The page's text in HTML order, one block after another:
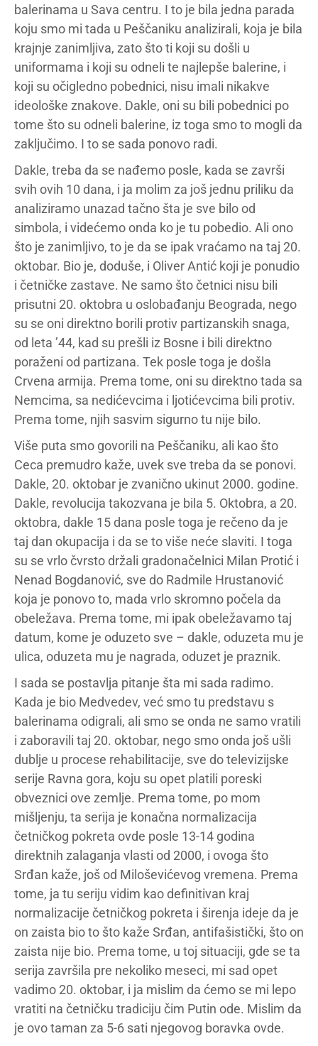
balerinama u Sava centru. I to je bila jedna parada
koju smo mi tada u Peščaniku analizirali, koja je bila
krajnje zanimljiva, zato što ti koji su došli u
uniformama i koji su odneli te najlepše balerine, i
koji su očigledno pobednici, nisu imali nikakve
ideološke znakove. Dakle, oni su bili pobednici po
tome što su odneli balerine, iz toga smo to mogli da
zaključimo. I to se sada ponovo radi.
Dakle, treba da se nađemo posle, kada se završi
svih ovih 10 dana, i ja molim za još jednu priliku da
analiziramo unazad tačno šta je sve bilo od
simbola, i videćemo onda ko je tu pobedio. Ali ono
što je zanimljivo, to je da se ipak vraćamo na taj 20.
oktobar. Bio je, doduše, i Oliver Antić koji je ponudio
i četničke zastave. Ne samo što četnici nisu bili
prisutni 20. oktobra u oslobađanju Beograda, nego
su se oni direktno borili protiv partizanskih snaga,
od leta ’44, kad su prešli iz Bosne i bili direktno
poraženi od partizana. Tek posle toga je došla
Crvena armija. Prema tome, oni su direktno tada sa
Nemcima, sa nedićevcima i ljotićevcima bili protiv.
Prema tome, njih sasvim sigurno tu nije bilo.
Više puta smo govorili na Peščaniku, ali kao što
Ceca premudro kaže, uvek sve treba da se ponovi.
Dakle, 20. oktobar je zvanično ukinut 2000. godine.
Dakle, revolucija takozvana je bila 5. Oktobra, a 20.
oktobra, dakle 15 dana posle toga je rečeno da je
taj dan okupacija i da se to više neće slaviti. I toga
su se vrlo čvrsto držali gradonačelnici Milan Protić i
Nenad Bogdanović, sve do Radmile Hrustanović
koja je ponovo to, mada vrlo skromno počela da
obeležava. Prema tome, mi ipak obeležavamo taj
datum, kome je oduzeto sve – dakle, oduzeta mu je
ulica, oduzeta mu je nagrada, oduzet je praznik.
I sada se postavlja pitanje šta mi sada radimo.
Kada je bio Medvedev, već smo tu predstavu s
balerinama odigrali, ali smo se onda ne samo vratili
i zaboravili taj 20. oktobar, nego smo onda još ušli
dublje u procese rehabilitacije, sve do televizijske
serije Ravna gora, koju su opet platili poreski
obveznici ove zemlje. Prema tome, po mom
mišljenju, ta serija je konačna normalizacija
četničkog pokreta ovde posle 13-14 godina
direktnih zalaganja vlasti od 2000, i ovoga što
Srđan kaže, još od Miloševićevog vremena. Prema
tome, ja tu seriju vidim kao definitivan kraj
normalizacije četničkog pokreta i širenja ideje da je
on zaista bio to što kaže Srđan, antifašistički, što on
zaista nije bio. Prema tome, u toj situaciji, gde se ta
serija završila pre nekoliko meseci, mi sad opet
vadimo 20. oktobar, i ja mislim da ćemo se mi lepo
vratiti na četničku tradiciju čim Putin ode. Mislim da
je ovo taman za 5-6 sati njegovog boravka ovde.